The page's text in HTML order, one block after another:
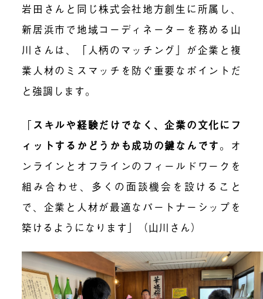
岩田さんと同じ株式会社地方創生に所属し、
新居浜市で地域コーディネーターを務める山
川さんは、「人柄のマッチング」が企業と複
業人材のミスマッチを防ぐ重要なポイントだ
と強調します。
「 スキルや経験だけでなく、企業の文化にフ
ィットするかどうかも成功の鍵なんです。 オ
ンラインとオフラインのフィールドワークを
組み合わせ、多くの面談機会を設けること
で、企業と人材が最適なパートナーシップを
築けるようになります」（山川さん）